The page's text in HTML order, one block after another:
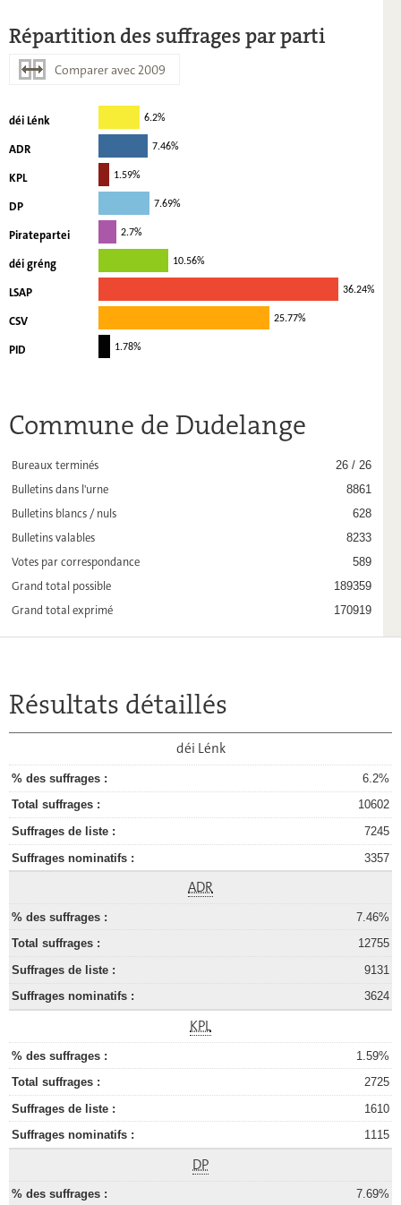
Répartition des suffrages par parti
Comparer avec 2009
déi Lénk
ADR
KPL
DP
Piratepartei
déi gréng
LSAP
CSV
PID
6.2%
7.46%
1.59%
7.69%
2.7%
10.56%
36.24%
25.77%
1.78%
Commune de Dudelange
Bureaux terminés 26 / 26
Bulletins dans l'urne 8861
Bulletins blancs / nuls 628
Bulletins valables 8233
Votes par correspondance 589
Grand total possible 189359
Grand total exprimé 170919
Résultats détaillés
déi Lénk
6.2%
10602
7245
3357
ADR
7.46%
12755
9131
3624
KPL
1.59%
2725
1610
1115
DP
7.69%